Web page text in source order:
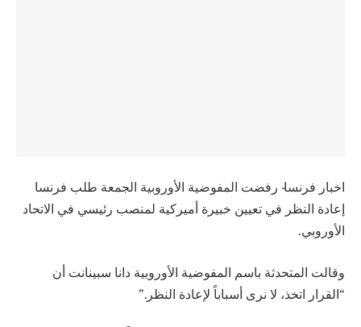
اخبار فرنسا- رفضت المفوضية الأوروبية الجمعة طلب فرنسا
إعادة النظر في تعيين خبيرة أميركية لمنصب رئيسي في الاتحاد
الأوروبي.
وقالت المتحدثة باسم المفوضية الأوروبية دانا سبينانت أن
“القرار اتخذ، لا نرى أسباباً لإعادة النظر.”